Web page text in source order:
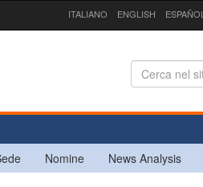
ITALIANO ENGLISH ESPAÑOL
Nomine News Analysis